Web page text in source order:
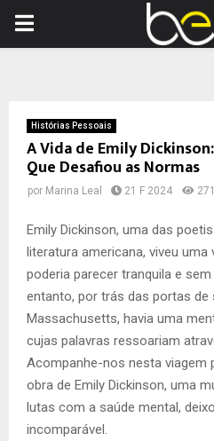
PRIMARY
Histórias Pessoais
A Vida de Emily
Que Desafiou as Normas
por Marina Leal 21 F 2024
Emily Dickinson, uma das
literatura americana, viveu uma
poderia parecer tranquila e
entanto, por trás das portas de
Massachusetts, havia uma
cujas palavras ressoariam
Acompanhe-nos nesta viagem
obra de Emily Dickinson, uma
lutas com a saúde mental,
incomparável.